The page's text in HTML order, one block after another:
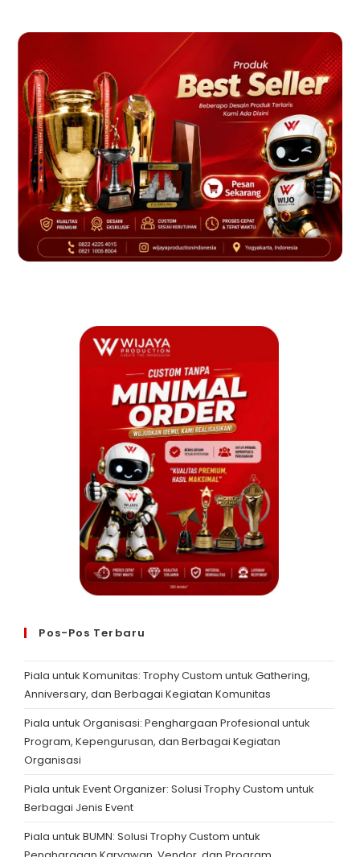
Pos-Pos Terbaru
Piala untuk Komunitas: Trophy Custom untuk Gathering,
Anniversary, dan Berbagai Kegiatan Komunitas
Piala untuk Organisasi: Penghargaan Profesional untuk
Program, Kepengurusan, dan Berbagai Kegiatan
Organisasi
Piala untuk Event Organizer: Solusi Trophy Custom untuk
Berbagai Jenis Event
Piala untuk BUMN: Solusi Trophy Custom untuk